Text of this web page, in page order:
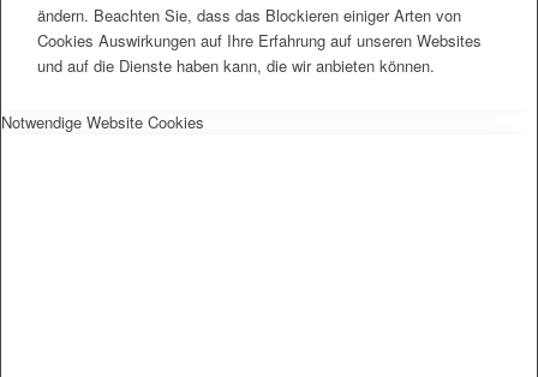
ändern. Beachten Sie, dass das Blockieren einiger Arten von
Cookies Auswirkungen auf Ihre Erfahrung auf unseren Websites
und auf die Dienste haben kann, die wir anbieten können.
Notwendige Website Cookies